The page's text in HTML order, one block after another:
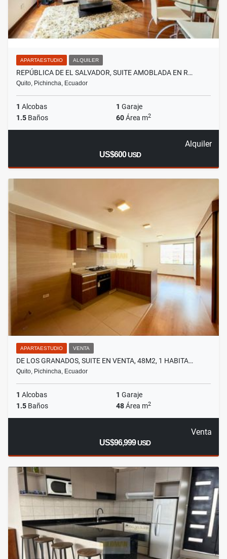
APARTAESTUDIO ALQUILER
REPÚBLICA DE EL SALVADOR, SUITE AMOBLADA EN R…
Quito, Pichincha, Ecuador
1 Alcobas 1 Garaje
1.5 Baños 60Área m2
Alquiler
US$600USD
APARTAESTUDIO VENTA
DE LOS GRANADOS, SUITE EN VENTA, 48M2, 1 HABITA…
Quito, Pichincha, Ecuador
1 Alcobas 1 Garaje
1.5 Baños 48Área m2
Venta
US$96,999USD